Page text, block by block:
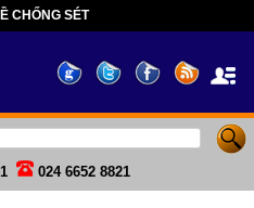
CHỐNG SÉT
024 6652 8821